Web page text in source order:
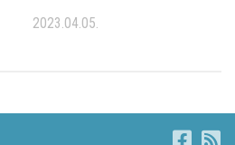
2023.04.05.